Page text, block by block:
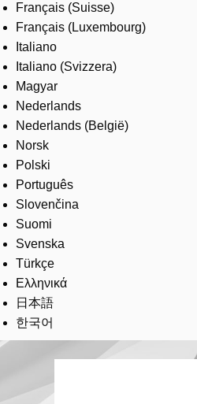
Français (Suisse)
Français (Luxembourg)
Italiano
Italiano (Svizzera)
Magyar
Nederlands
Nederlands (België)
Norsk
Polski
Português
Slovenčina
Suomi
Svenska
Türkçe
Ελληνικά
日本語
한국어